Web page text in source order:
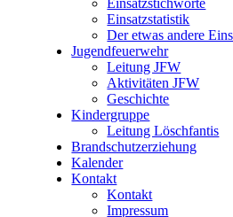
Einsatzstichworte
Einsatzstatistik
Der etwas andere
Jugendfeuerwehr
Leitung JFW
Aktivitäten JFW
Geschichte
Kindergruppe
Leitung Löschfantis
Brandschutzerziehung
Kalender
Kontakt
Kontakt
Impressum